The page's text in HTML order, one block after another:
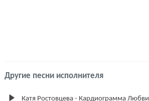
Другие песни исполнителя
Катя Ростовцева - Кардиограмма Любви